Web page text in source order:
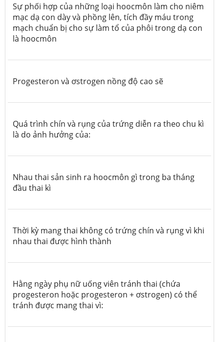
Sự phối hợp của những loại hoocmôn làm cho niêm
mạc dạ con dày và phồng lên, tích đầy máu trong
mạch chuẩn bị cho sự làm tổ của phôi trong dạ con
là hoocmôn
Progesteron và ơstrogen nồng độ cao sẽ
Quá trình chín và rụng của trứng diễn ra theo chu kì
là do ảnh hưởng của:
Nhau thai sản sinh ra hoocmôn gì trong ba tháng
đầu thai kì
Thời kỳ mang thai không có trứng chín và rụng vì khi
nhau thai được hình thành
Hằng ngày phụ nữ uống viên tránh thai (chứa
progesteron hoặc progesteron + ơstrogen) có thể
tránh được mang thai vì: